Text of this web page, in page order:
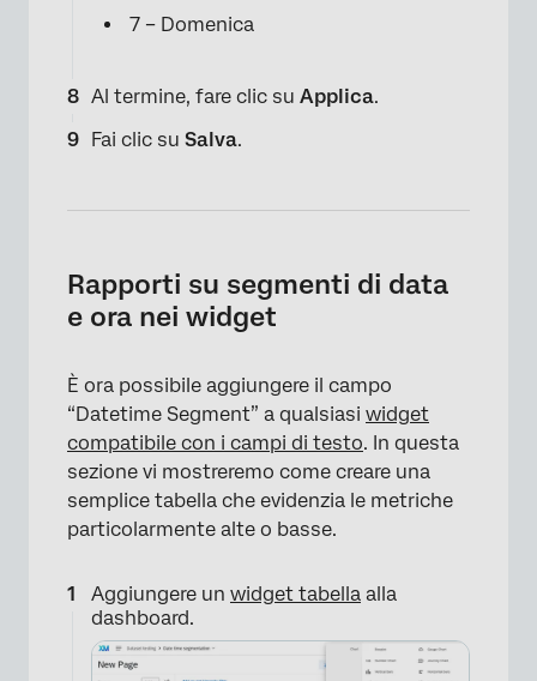
×
×
7 – Domenica
Al termine, fare clic su Applica.
Fai clic su Salva.
Rapporti su segmenti di data
e ora nei widget
È ora possibile aggiungere il campo
“Datetime Segment” a qualsiasi widget
compatibile con i campi di testo. In questa
sezione vi mostreremo come creare una
semplice tabella che evidenzia le metriche
particolarmente alte o basse.
Aggiungere un widget tabella alla
dashboard.